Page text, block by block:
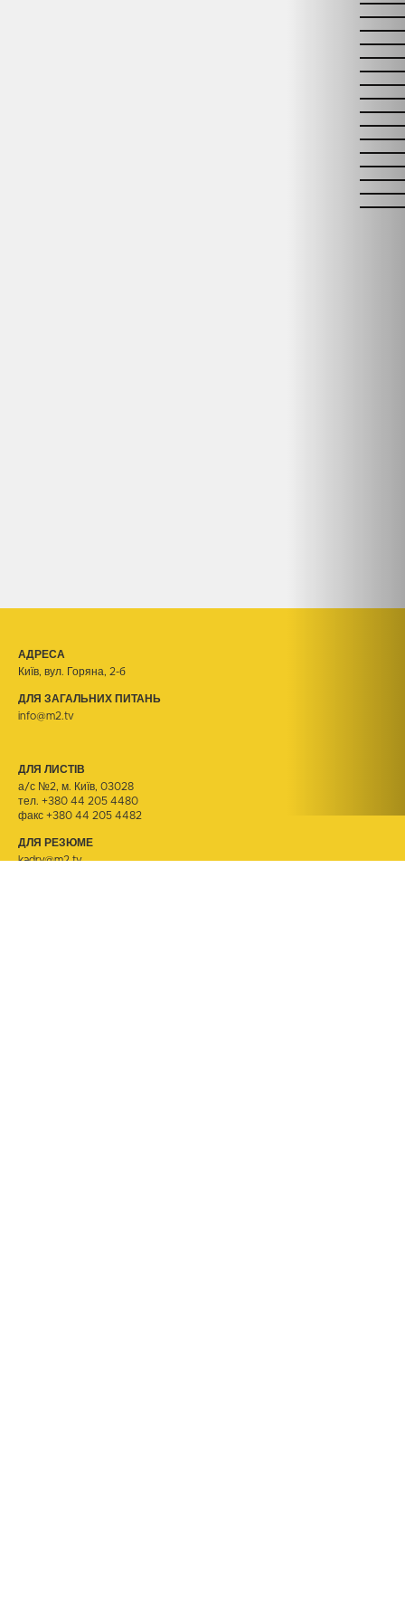
АДРЕСА
Київ, вул. Горяна, 2-б
ДЛЯ ЗАГАЛЬНИХ ПИТАНЬ
info@m2.tv
ДЛЯ ЛИСТІВ
а/с №2, м. Київ, 03028
тел. +380 44 205 4480
факс +380 44 205 4482
ДЛЯ РЕЗЮМЕ
kadry@m2.tv